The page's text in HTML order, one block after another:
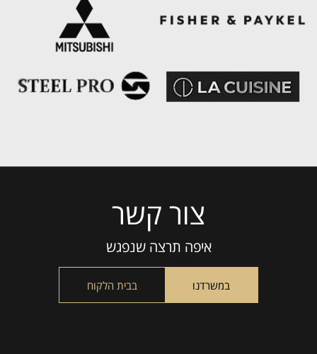
צור קשר
איפה תרצה שנפגש
במשרדנו בבית הלקוח